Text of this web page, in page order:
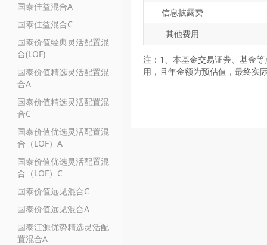
国泰佳益混合A
国泰佳益混合C
国泰价值经典灵活配置混
合(LOF)
国泰价值精选灵活配置混
合A
国泰价值精选灵活配置混
合C
国泰价值优选灵活配置混
合（LOF）A
国泰价值优选灵活配置混
合（LOF）C
国泰价值远见混合C
国泰价值远见混合A
国泰江源优势精选灵活配
置混合A
信息披露费
其他费用
注：1、本基金交易证券、基金
用，且年金额为预估值，最终实